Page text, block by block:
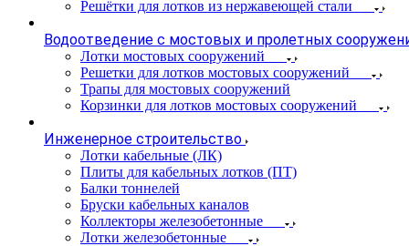
Решётки для лотков из нержавеющей стали
Водоотведение с мостовых и пролетных
Лотки мостовых сооружений
Решетки для лотков мостовых сооружений
Трапы для мостовых сооружений
Корзинки для лотков мостовых сооружений
Инженерное строительство
Лотки кабельные (ЛК)
Плиты для кабельных лотков (ПТ)
Балки тоннелей
Бруски кабельных каналов
Коллекторы железобетонные
Лотки железобетонные